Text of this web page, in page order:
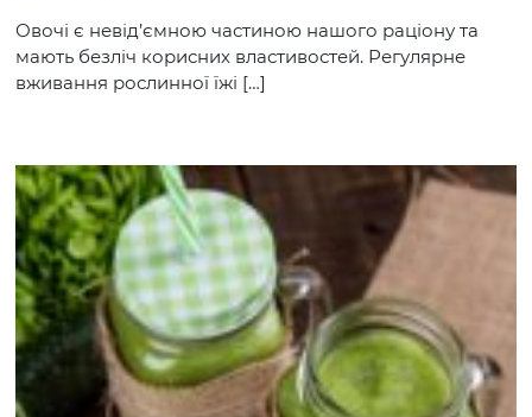
Овочі є невід’ємною частиною нашого раціону та
мають безліч корисних властивостей. Регулярне
вживання рослинної їжі […]